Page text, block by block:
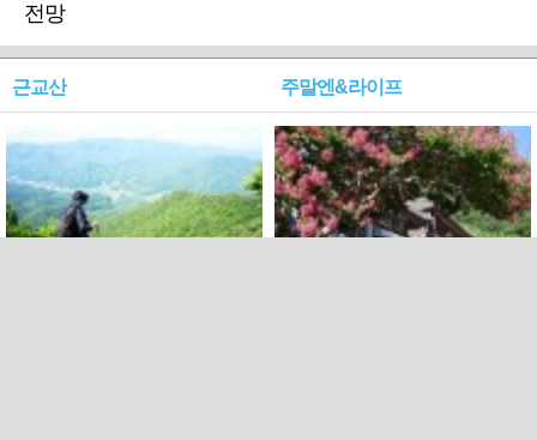
전망
근교산 주말엔&라이프